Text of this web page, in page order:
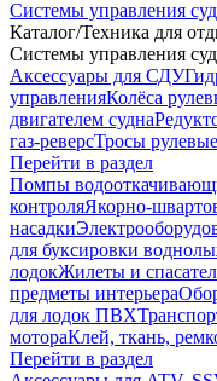
Системы управления
Каталог/Техника для
Системы управления
Аксессуары для СДУ
управленияКолёса
двигателем судна
газ-реверсТросы рулевые
Перейти в раздел
Помпы
контроляЯкорно-
насадки
для буксировки
лодокЖилеты и
предметы интерьера
для лодок ПВХ
мотораКлей, ткань,
Перейти в раздел